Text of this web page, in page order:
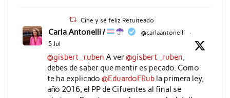
Cine y sé feliz Retuiteado
Carla Antonelli / @carlaantonelli
·
5 Jul
@gisbert_ruben A ver@gisbert_ruben,
debes de saber que mentir es pecado. Como
te ha explicado @EduardoFRubla primera ley,
año 2016, el PP de Cifuentes al final se